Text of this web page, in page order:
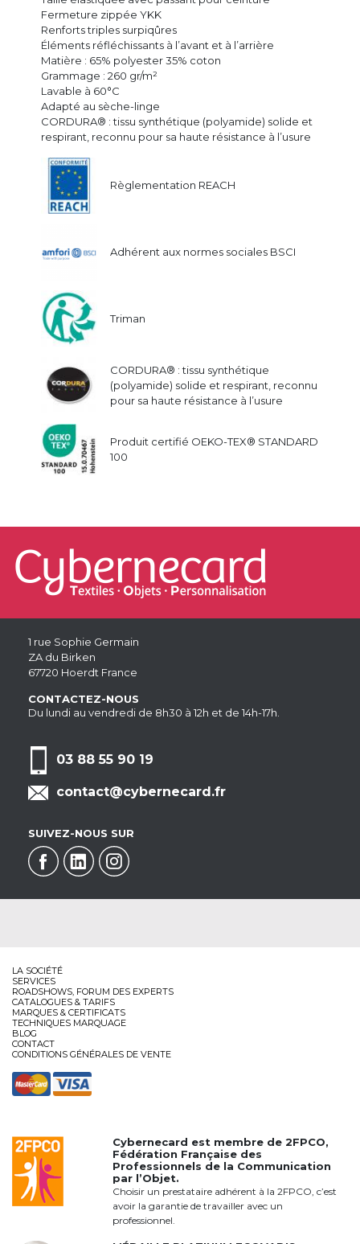
Fermeture zippée YKK
Renforts triples surpiqûres
Éléments réfléchissants à l’avant et à l’arrière
Matière : 65% polyester 35% coton
Grammage : 260 gr/m²
Lavable à 60°C
Adapté au sèche-linge
CORDURA® : tissu synthétique (polyamide) solide et
respirant, reconnu pour sa haute résistance à l’usure
Règlementation REACH
Adhérent aux normes sociales BSCI
Triman
CORDURA® : tissu synthétique
(polyamide) solide et respirant, reconnu
pour sa haute résistance à l’usure
Produit certifié OEKO-TEX® STANDARD
100
1 rue Sophie Germain
ZA du Birken
67720 Hoerdt France
CONTACTEZ-NOUS
Du lundi au vendredi de 8h30 à 12h et de 14h-17h.
03 88 55 90 19
contact@cybernecard.fr
SUIVEZ-NOUS SUR
LA SOCIÉTÉ
SERVICES
ROADSHOWS, FORUM DES EXPERTS
CATALOGUES & TARIFS
MARQUES & CERTIFICATS
TECHNIQUES MARQUAGE
BLOG
CONTACT
CONDITIONS GÉNÉRALES DE VENTE
Cybernecard est membre de2FPCO,
Fédération Française des
Professionnels de la Communication
par l’Objet.
Choisir un prestataire adhérent à la 2FPCO, c’est
avoir la garantie de travailler avec un
professionnel.